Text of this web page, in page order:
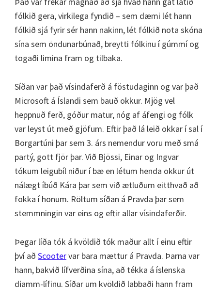
fólkið gera, virkilega fyndið – sem dæmi lét hann
fólkið sjá fyrir sér hann nakinn, lét fólkið nota skóna
sína sem öndunarbúnað, breytti fólkinu í gúmmí og
togaði limina fram og tilbaka.
Síðan var það vísindaferð á föstudaginn og var það
Microsoft á Íslandi sem bauð okkur. Mjög vel
heppnuð ferð, góður matur, nóg af áfengi og fólk
var leyst út með gjöfum. Eftir það lá leið okkar í sal í
Borgartúni þar sem 3. árs nemendur voru með smá
partý, gott fjör þar. Við Bjössi, Einar og Ingvar
tókum leigubíl niður í bæ en létum henda okkur út
nálægt íbúð Kára þar sem við ætluðum eitthvað að
fokka í honum. Röltum síðan á Pravda þar sem
stemmningin var eins og eftir allar vísindaferðir.
Þegar líða tók á kvöldið tók maður allt í einu eftir
því að Scootervar bara mættur á Pravda. Þarna var
hann, bakvið lífverðina sína, að tékka á íslenska
djamm-lífinu. Síðar um kvöldið labbaði hann fram